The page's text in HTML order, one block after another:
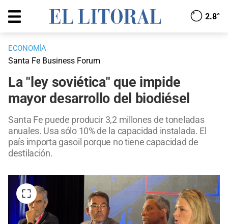
2.8°
ECONOMÍA
Santa Fe Business Forum
La "ley soviética" que impide
mayor desarrollo del biodiésel
Santa Fe puede producir 3,2 millones de toneladas
anuales. Usa sólo 10% de la capacidad instalada. El
país importa gasoil porque no tiene capacidad de
destilación.